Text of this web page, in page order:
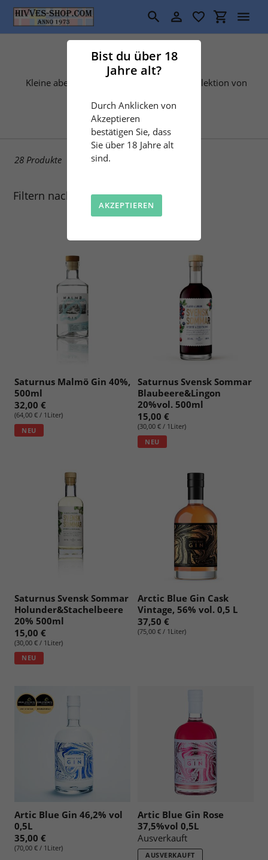
Bist du über 18
Jahre alt?
Durch Anklicken von
Akzeptieren
bestätigen Sie, dass
Sie über 18 Jahre alt
sind.
AKZEPTIEREN
Direkt
zum
Inhalt
SuchenEinloggen
S
m
m
l
u
n
g
:
Getränke
Kleine aber feine ausgewählte Getränke-Selektion von
28 Produkte
Filtern nach
Saturnus Malmö Gin 40%,
500ml
32,00 €
(64,00 € / 1Liter)
NEU
Saturnus Svensk Sommar
Blaubeere&Lingon
20%vol. 500ml
15,00 €
(30,00 € / 1Liter)
NEU
Saturnus Svensk Sommar
Holunder&Stachelbeere
20% 500ml
15,00 €
(30,00 € / 1Liter)
NEU
Arctic Blue Gin Cask
Vintage, 56% vol. 0,5 L
37,50 €
(75,00 € / 1Liter)
Artic Blue Gin 46,2% vol
0,5L
35,00 €
(70,00 € / 1Liter)
Artic Blue Gin Rose
37,5%vol 0,5L
Ausverkauft
AUSVERKAUFT